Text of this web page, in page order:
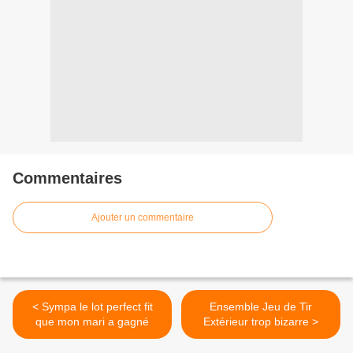
Commentaires
Ajouter un commentaire
< Sympa le lot perfect fit
que mon mari a gagné
Ensemble Jeu de Tir
Extérieur trop bizarre >